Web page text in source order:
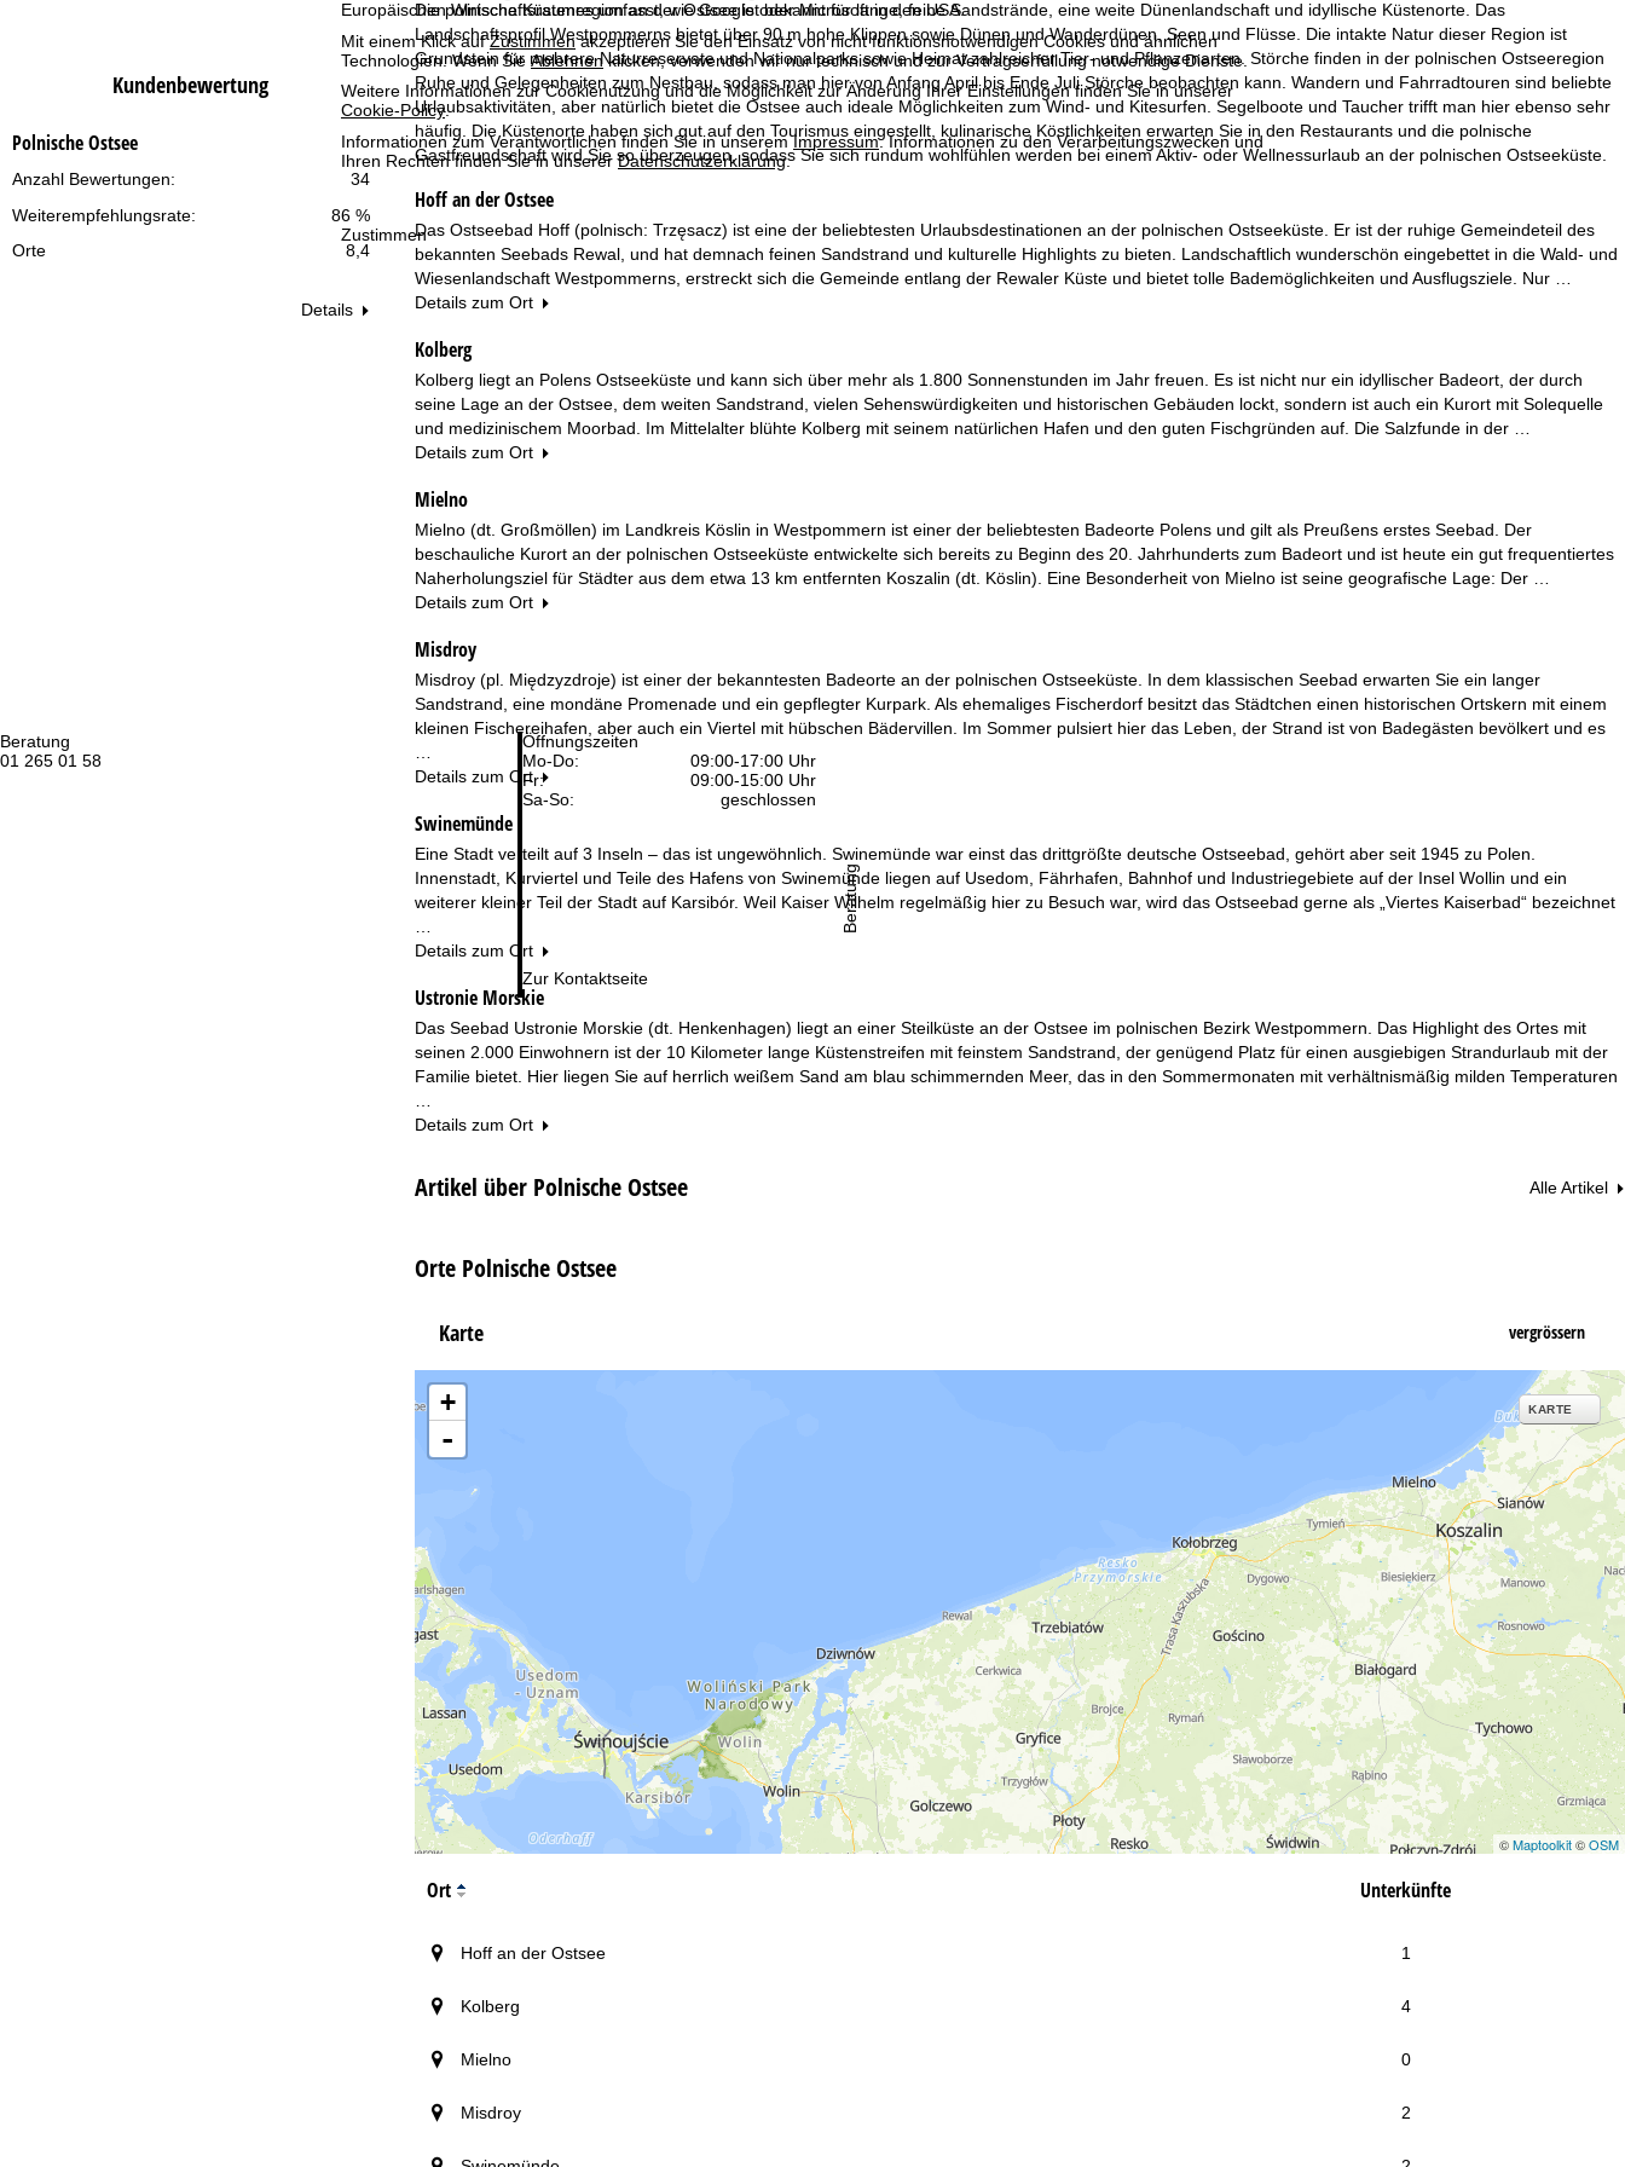
Europäischen Wirtschaftsraumes umfasst, wie Google oder Microsoft in den USA.
Mit einem Klick aufZustimmenakzeptieren Sie den Einsatz von nicht funktionsnotwendigen Cookies und ähnlichen
Technologien. Wenn Sie Ablehnenklicken, verwenden wir nur technisch und zur Vertragserfüllung notwendige Dienste.
Weitere Informationen zur Cookienutzung und die Möglichkeit zur Änderung Ihrer Einstellungen finden Sie in unserer
Cookie-Policy.
Informationen zum Verantwortlichen finden Sie in unseremImpressum. Informationen zu den Verarbeitungszwecken und
Ihren Rechten finden Sie in unsererDatenschutzerklärung.
Zustimmen
Beratung
01 265 01 58
Öffnungszeiten
Mo-Do:
09:00-17:00 Uhr
Fr:
09:00-15:00 Uhr
Sa-So:
geschlossen
Zur Kontaktseite
Beratung
Kundenbewertung
Polnische Ostsee
34
Anzahl Bewertungen:
86 %
Weiterempfehlungsrate:
Orte
8,4
Details
t
s
e
i
t
Die polnische Küstenregion an der Ostsee ist bekannt für lange, feine Sandstrände, eine weite Dünenlandschaft und idyllische Küstenorte. Das
Landschaftsprofil Westpommerns bietet über 90 m hohe Klippen sowie Dünen und Wanderdünen, Seen und Flüsse. Die intakte Natur dieser Region ist
Grundstein für mehrere Naturreservate und Nationalparks sowie Heimat zahlreicher Tier- und Pflanzenarten. Störche finden in der polnischen Ostseeregion
Ruhe und Gelegenheiten zum Nestbau, sodass man hier von Anfang April bis Ende Juli Störche beobachten kann. Wandern und Fahrradtouren sind beliebte
Urlaubsaktivitäten, aber natürlich bietet die Ostsee auch ideale Möglichkeiten zum Wind- und Kitesurfen. Segelboote und Taucher trifft man hier ebenso sehr
häufig. Die Küstenorte haben sich gut auf den Tourismus eingestellt, kulinarische Köstlichkeiten erwarten Sie in den Restaurants und die polnische
Gastfreundschaft wird Sie so überzeugen, sodass Sie sich rundum wohlfühlen werden bei einem Aktiv- oder Wellnessurlaub an der polnischen Ostseeküste.
Hoff an der Ostsee
Das Ostseebad Hoff (polnisch: Trzęsacz) ist eine der beliebtesten Urlaubsdestinationen an der polnischen Ostseeküste. Er ist der ruhige Gemeindeteil des
bekannten Seebads Rewal, und hat demnach feinen Sandstrand und kulturelle Highlights zu bieten. Landschaftlich wunderschön eingebettet in die Wald- und
Wiesenlandschaft Westpommerns, erstreckt sich die Gemeinde entlang der Rewaler Küste und bietet tolle Bademöglichkeiten und Ausflugsziele. Nur …
Details zum Ort
Kolberg
Kolberg liegt an Polens Ostseeküste und kann sich über mehr als 1.800 Sonnenstunden im Jahr freuen. Es ist nicht nur ein idyllischer Badeort, der durch
seine Lage an der Ostsee, dem weiten Sandstrand, vielen Sehenswürdigkeiten und historischen Gebäuden lockt, sondern ist auch ein Kurort mit Solequelle
und medizinischem Moorbad. Im Mittelalter blühte Kolberg mit seinem natürlichen Hafen und den guten Fischgründen auf. Die Salzfunde in der …
Details zum Ort
Mielno
Mielno (dt. Großmöllen) im Landkreis Köslin in Westpommern ist einer der beliebtesten Badeorte Polens und gilt als Preußens erstes Seebad. Der
beschauliche Kurort an der polnischen Ostseeküste entwickelte sich bereits zu Beginn des 20. Jahrhunderts zum Badeort und ist heute ein gut frequentiertes
Naherholungsziel für Städter aus dem etwa 13 km entfernten Koszalin (dt. Köslin). Eine Besonderheit von Mielno ist seine geografische Lage: Der …
Details zum Ort
Misdroy
Misdroy (pl. Międzyzdroje) ist einer der bekanntesten Badeorte an der polnischen Ostseeküste. In dem klassischen Seebad erwarten Sie ein langer
Sandstrand, eine mondäne Promenade und ein gepflegter Kurpark. Als ehemaliges Fischerdorf besitzt das Städtchen einen historischen Ortskern mit einem
kleinen Fischereihafen, aber auch ein Viertel mit hübschen Bädervillen. Im Sommer pulsiert hier das Leben, der Strand ist von Badegästen bevölkert und es
Details zum Ort
Swinemünde
Eine Stadt verteilt auf 3 Inseln – das ist ungewöhnlich. Swinemünde war einst das drittgrößte deutsche Ostseebad, gehört aber seit 1945 zu Polen.
Innenstadt, Kurviertel und Teile des Hafens von Swinemünde liegen auf Usedom, Fährhafen, Bahnhof und Industriegebiete auf der Insel Wollin und ein
weiterer kleiner Teil der Stadt auf Karsibór. Weil Kaiser Wilhelm regelmäßig hier zu Besuch war, wird das Ostseebad gerne als „Viertes Kaiserbad“ bezeichnet
Details zum Ort
Ustronie Morskie
Das Seebad Ustronie Morskie (dt. Henkenhagen) liegt an einer Steilküste an der Ostsee im polnischen Bezirk Westpommern. Das Highlight des Ortes mit
seinen 2.000 Einwohnern ist der 10 Kilometer lange Küstenstreifen mit feinstem Sandstrand, der genügend Platz für einen ausgiebigen Strandurlaub mit der
Familie bietet. Hier liegen Sie auf herrlich weißem Sand am blau schimmernden Meer, das in den Sommermonaten mit verhältnismäßig milden Temperaturen
Details zum Ort
Artikel über Polnische Ostsee Alle Artikel
Orte Polnische Ostsee
Karte vergrössern
+
-
KARTE
©Maptoolkit©OSM
Ort Unterkünfte
Hoff an der Ostsee 1
Kolberg 4
Mielno 0
Misdroy 2